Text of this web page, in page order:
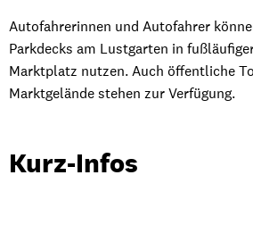
Autofahrerinnen und Autofahrer
Parkdecks am Lustgarten in
Marktplatz nutzen. Auch öffentliche
Marktgelände stehen zur Verfügung.
Kurz-Infos